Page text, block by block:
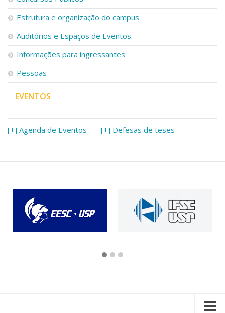
Estrutura e organização do campus
Auditórios e Espaços de Eventos
Informações para ingressantes
Pessoas
EVENTOS
[+] Agenda de Eventos [+] Defesas de teses